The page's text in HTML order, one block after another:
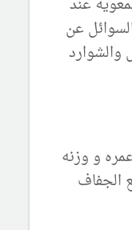
عن
و وزنه
الجفاف